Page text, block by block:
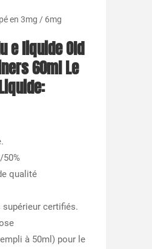
en 3mg / 6mg
e liquideOld
60ml Le
:
50%
qualité
certifiés.
à 50ml) pour le